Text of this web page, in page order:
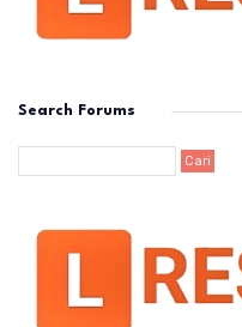
Search Forums